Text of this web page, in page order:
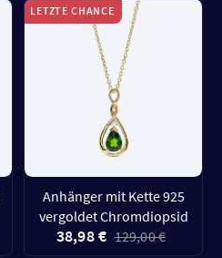
LETZTE CHANCE
Anhänger mit Kette 925
vergoldet Chromdiopsid
38,98 € 129,00 €